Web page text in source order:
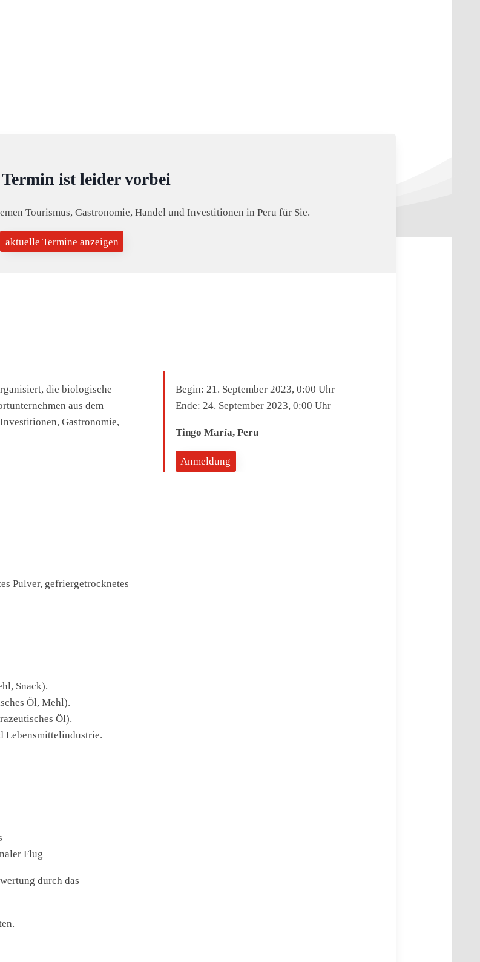
die biologische
aus dem
Gastronomie,
Pulver, gefriergetrocknetes
Snack).
Öl, Mehl).
Öl).
Lebensmittelindustrie.
Flug
durch das
Begin: 21. September 2023, 0:00 Uhr
Ende: 24. September 2023, 0:00 Uhr
Tingo María, Peru
Anmeldung
Termin ist leider vorbei
Tourismus, Gastronomie, Handel und Investitionen in Peru für Sie.
aktuelle Termine anzeigen